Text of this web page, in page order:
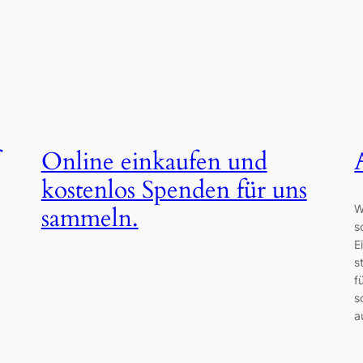
Online einkaufen und
kostenlos Spenden für uns
sammeln.